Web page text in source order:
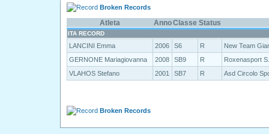
Broken Records
Atleta AnnoClasse Status
ITA RECORD
LANCINI Emma 2006 S6 R
New Team
GERNONE Mariagiovanna
2008 SB9 R
Roxenasport
VLAHOS Stefano
2001 SB7 R Asd Circolo
Broken Records